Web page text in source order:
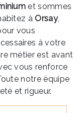
et sommes
àOrsay,
vous
à votre
métier est avant
vous renforce
notre équipe
et rigueur.